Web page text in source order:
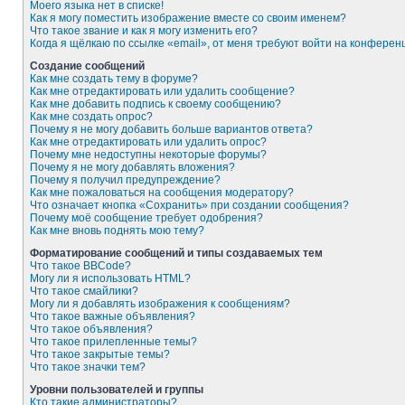
Моего языка нет в списке!
Как я могу поместить изображение вместе со своим именем?
Что такое звание и как я могу изменить его?
Когда я щёлкаю по ссылке «email», от меня требуют войти на
Создание сообщений
Как мне создать тему в форуме?
Как мне отредактировать или удалить сообщение?
Как мне добавить подпись к своему сообщению?
Как мне создать опрос?
Почему я не могу добавить больше вариантов ответа?
Как мне отредактировать или удалить опрос?
Почему мне недоступны некоторые форумы?
Почему я не могу добавлять вложения?
Почему я получил предупреждение?
Как мне пожаловаться на сообщения модератору?
Что означает кнопка «Сохранить» при создании сообщения?
Почему моё сообщение требует одобрения?
Как мне вновь поднять мою тему?
Форматирование сообщений и типы создаваемых тем
Что такое BBCode?
Могу ли я использовать HTML?
Что такое смайлики?
Могу ли я добавлять изображения к сообщениям?
Что такое важные объявления?
Что такое объявления?
Что такое прилепленные темы?
Что такое закрытые темы?
Что такое значки тем?
Уровни пользователей и группы
Кто такие администраторы?